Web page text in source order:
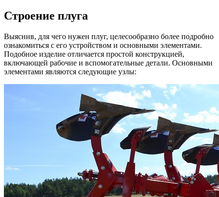
Строение плуга
Выяснив, для чего нужен плуг, целесообразно более подробно
ознакомиться с его устройством и основными элементами.
Подобное изделие отличается простой конструкцией,
включающей рабочие и вспомогательные детали. Основными
элементами являются следующие узлы: